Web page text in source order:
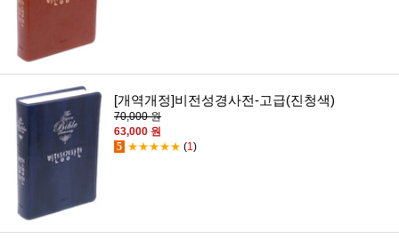
[개역개정]비전성경사전-고급(진청색)
70,000 원
63,000 원
5 ★★★★★ (1)